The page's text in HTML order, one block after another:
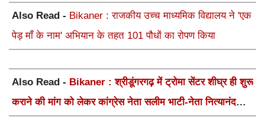
Also Read - Bikaner : राजकीय उच्च माध्यमिक विद्यालय ने 'एक
पेड़ माँ के नाम' अभियान के तहत 101 पौधों का रोपण किया
Also Read - Bikaner : श्रीडूंगरगढ़ में ट्रोमा सेंटर शीघ्र ही शुरू
कराने की मांग को लेकर कांग्रेस नेता सलीम भाटी-नेता नित्यानंद